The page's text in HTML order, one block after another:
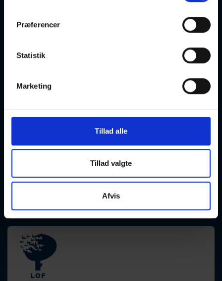
Præferencer
Statistik
Marketing
Tillad alle
Tillad valgte
Afvis
København V Optager løbende
25-08-2026 16:30 Tirsdag